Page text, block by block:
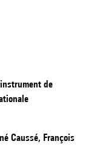
de
Caussé, François